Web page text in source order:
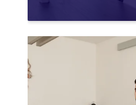
TRANSMISSION DES